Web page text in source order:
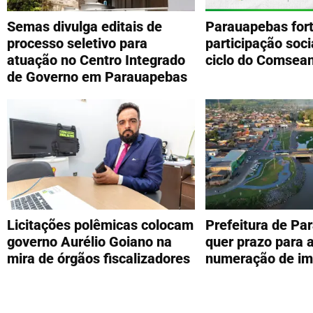
Semas divulga editais de
processo seletivo para
atuação no Centro Integrado
de Governo em Parauapebas
Parauapebas
participação
ciclo do
Licitações polêmicas colocam
governo Aurélio Goiano na
mira de órgãos fiscalizadores
Prefeitura de
quer prazo para
numeração de